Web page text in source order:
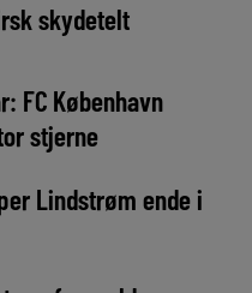
skydetelt
FC København
stjerne
Lindstrøm ende i